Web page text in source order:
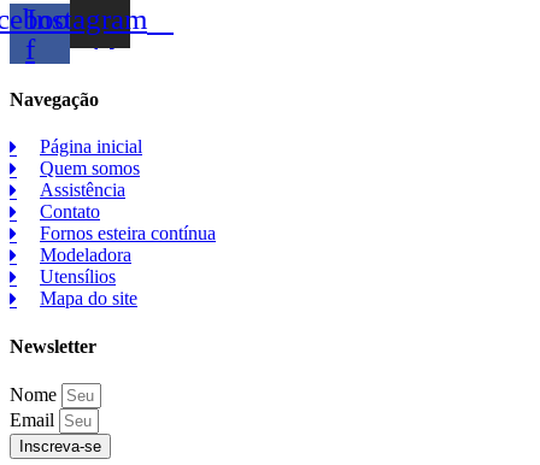
f
Instagram
Navegação
Página inicial
Quem somos
Assistência
Contato
Fornos esteira contínua
Modeladora
Utensílios
Mapa do site
Newsletter
Nome
Email
Inscreva-se